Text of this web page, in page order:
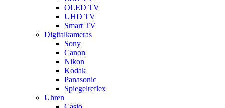
OLED TV
UHD TV
Smart TV
Digitalkameras
Sony
Canon
Nikon
Kodak
Panasonic
Spiegelreflex
Uhren